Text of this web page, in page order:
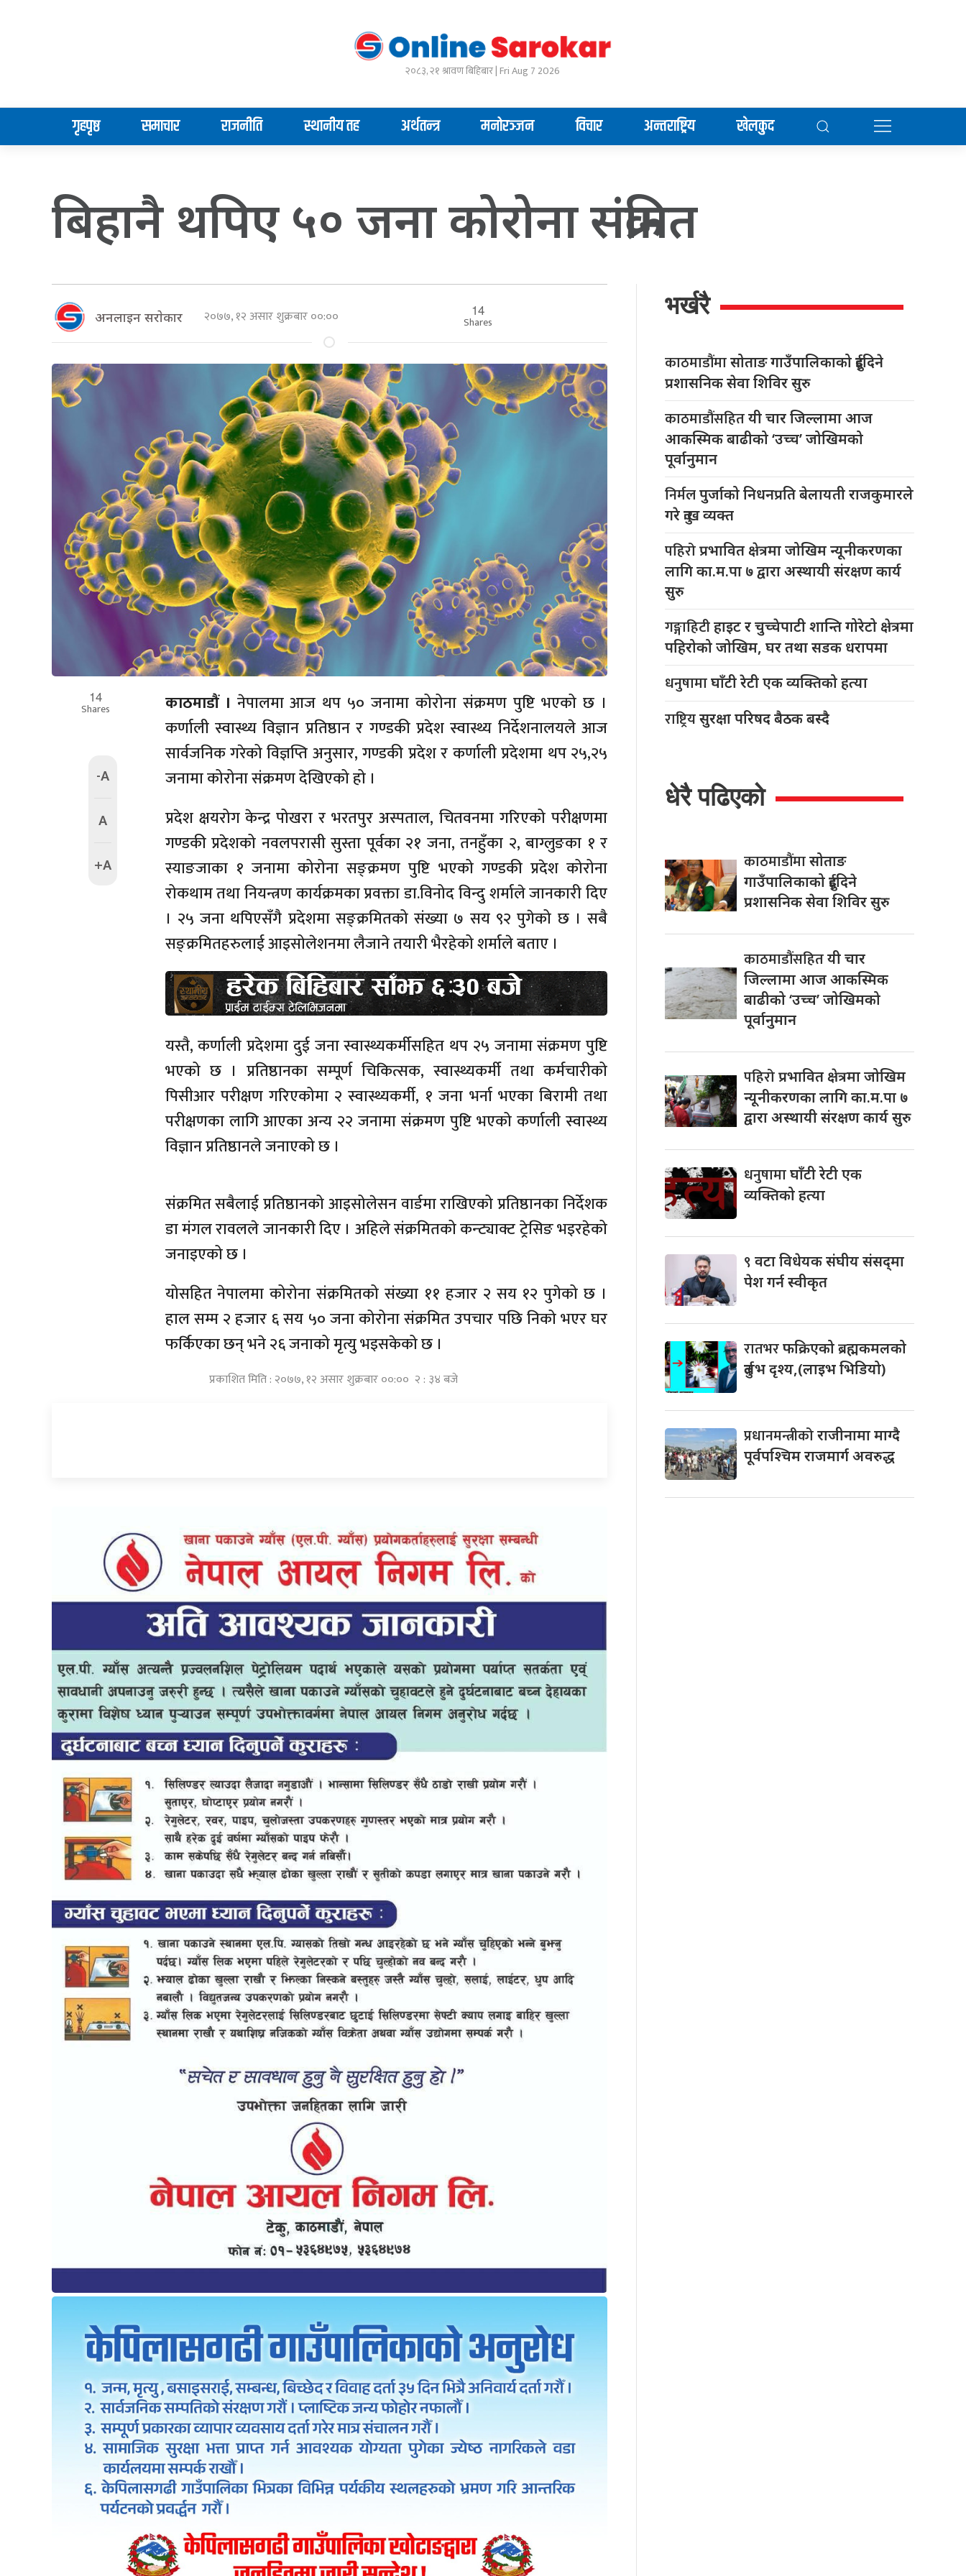
२०८३, २१ श्रावण बिहिबार | Fri Aug 7 2026
गृहपृष्ठ समाचार राजनीति स्थानीय तह अर्थतन्त्र मनोरञ्जन विचार अन्तराष्ट्रिय खेलकुद
बिहानै थपिए ५० जना कोरोना संक्रमित
अनलाइन सराेकार २०७७, १२ असार शुक्रबार ००:०० 14
Shares
14
Shares
-A
A
+A
काठमाडौं । नेपालमा आज थप ५० जनामा कोरोना संक्रमण पुष्टि भएको छ ।
कर्णाली स्वास्थ्य विज्ञान प्रतिष्ठान र गण्डकी प्रदेश स्वास्थ्य निर्देशनालयले आज
सार्वजनिक गरेको विज्ञप्ति अनुसार, गण्डकी प्रदेश र कर्णाली प्रदेशमा थप २५,२५
जनामा कोरोना संक्रमण देखिएको हो ।
प्रदेश क्षयरोग केन्द्र पोखरा र भरतपुर अस्पताल, चितवनमा गरिएको परीक्षणमा
गण्डकी प्रदेशको नवलपरासी सुस्ता पूर्वका २१ जना, तनहुँका २, बाग्लुङका १ र
स्याङजाका १ जनामा कोरोना सङ्क्रमण पुष्टि भएको गण्डकी प्रदेश कोरोना
रोकथाम तथा नियन्त्रण कार्यक्रमका प्रवक्ता डा.विनोद विन्दु शर्माले जानकारी दिए
। २५ जना थपिएसँगै प्रदेशमा सङ्क्रमितको संख्या ७ सय ९२ पुगेको छ । सबै
सङ्क्रमितहरुलाई आइसोलेशनमा लैजाने तयारी भैरहेको शर्माले बताए ।
यस्तै, कर्णाली प्रदेशमा दुई जना स्वास्थ्यकर्मीसहित थप २५ जनामा संक्रमण पुष्टि
भएको छ । प्रतिष्ठानका सम्पूर्ण चिकित्सक, स्वास्थ्यकर्मी तथा कर्मचारीको
पिसीआर परीक्षण गरिएकोमा २ स्वास्थ्यकर्मी, १ जना भर्ना भएका बिरामी तथा
परीक्षणका लागि आएका अन्य २२ जनामा संक्रमण पुष्टि भएको कर्णाली स्वास्थ्य
विज्ञान प्रतिष्ठानले जनाएको छ ।
संक्रमित सबैलाई प्रतिष्ठानको आइसोलेसन वार्डमा राखिएको प्रतिष्ठानका निर्देशक
डा मंगल रावलले जानकारी दिए । अहिले संक्रमितको कन्ट्याक्ट ट्रेसिङ भइरहेको
जनाइएको छ ।
योसहित नेपालमा कोरोना संक्रमितको संख्या ११ हजार २ सय १२ पुगेको छ ।
हाल सम्म २ हजार ६ सय ५० जना कोरोना संक्रमित उपचार पछि निको भएर घर
फर्किएका छन् भने २६ जनाको मृत्यु भइसकेको छ ।
प्रकाशित मिति : २०७७, १२ असार शुक्रबार ००:०० २ : ३४ बजे
भर्खरै
काठमाडौंमासोताङ गाउँपालिकाको दुईदिने
प्रशासनिक सेवा शिविर सुरु
काठमाडौंसहितयी चार जिल्लामा आज
आकस्मिक बाढीको ‘उच्च’ जोखिमको
पूर्वानुमान
निर्मलपुर्जाको निधनप्रति बेलायती राजकुमारले
गरे दुःख व्यक्त
पहिरोप्रभावित क्षेत्रमा जोखिम न्यूनीकरणका
लागि का.म.पा ७ द्वारा अस्थायी संरक्षण कार्य
सुरु
गङ्गाहिटीहाइट र चुच्चेपाटी शान्ति गोरेटो क्षेत्रमा
पहिरोको जोखिम, घर तथा सडक धरापमा
धनुषामाघाँटी रेटी एक व्यक्तिको हत्या
राष्ट्रियसुरक्षा परिषद बैठक बस्दै
धेरै पढिएको
काठमाडौंमासोताङ
गाउँपालिकाको दुईदिने
प्रशासनिक सेवा शिविर सुरु
काठमाडौंसहितयी चार
जिल्लामा आज आकस्मिक
बाढीको ‘उच्च’ जोखिमको
पूर्वानुमान
पहिरोप्रभावित क्षेत्रमा जोखिम
न्यूनीकरणका लागि का.म.पा ७
द्वारा अस्थायी संरक्षण कार्य सुरु
धनुषामाघाँटी रेटी एक
व्यक्तिको हत्या
९वटा विधेयक संघीय संसद्‌मा
पेश गर्न स्वीकृत
रातभरफक्रिएको ब्रह्मकमलको
दुर्लभ दृश्य,(लाइभ भिडियो)
प्रधानमन्त्रीकोराजीनामा माग्दै
पूर्वपश्चिम राजमार्ग अवरुद्ध